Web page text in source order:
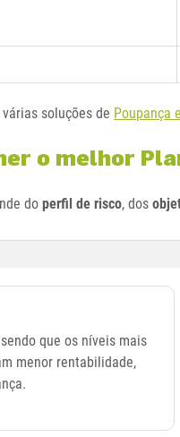
soluções de Poupança
o melhor
doperfil de risco, dos
que os níveis mais
menor rentabilidade,